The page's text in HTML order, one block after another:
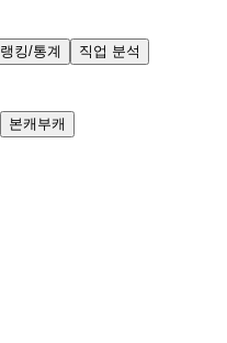
랭킹/통계
직업 분석
본캐부캐